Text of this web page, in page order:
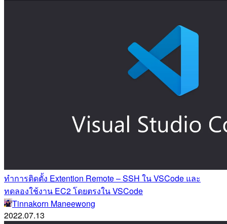
ทำการติดตั้ง Extention Remote – SSH ใน VSCode และ
ทดลองใช้งาน EC2 โดยตรงใน VSCode
Tinnakorn Maneewong
2022.07.13